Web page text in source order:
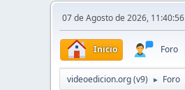
07 de Agosto de 2026, 11:40:56
Inicio Foro
videoedicion.org (v9) ► Foro